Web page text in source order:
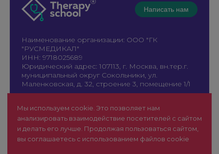
Написать нам
Наименование организации: ООО "ГК
"РУСМЕДИКАЛ"
ИНН: 9718025689
Юридический адрес: 107113, г. Москва, вн.тер.г.
муниципальный округ Сокольники, ул.
Маленковская, д. 32, строение 3, помещение 1/1
+7 961 196-42-49
therapy@rusmedical.ru
О нас
Мероприятия
1 уровень
Лекторы
Новости
FAQ
Мы используем cookie. Это позволяет нам
анализировать взаимодействие посетителей с сайтом
и делать его лучше. Продолжая пользоваться сайтом,
вы соглашаетесь с использованием файлов cookie